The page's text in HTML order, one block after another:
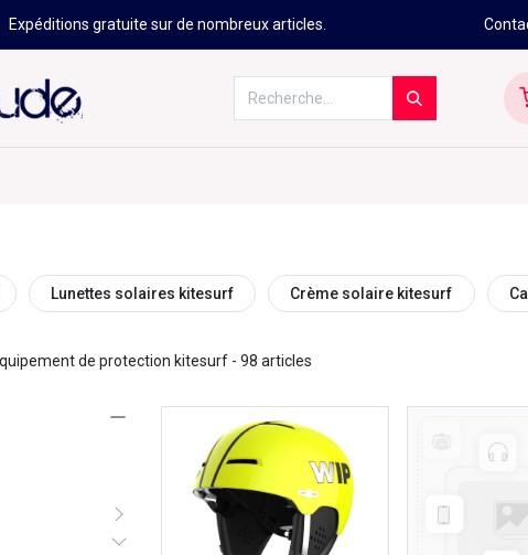
Expéditions gratuite sur de nombreux articles.
Lunettes solaires kitesurf Crème solaire kitesurf
de protection kitesurf- 98 articles